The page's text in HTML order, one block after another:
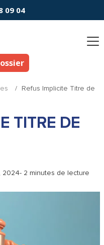
09 04
/ Refus Implicite Titre de
TITRE DE
2024- 2 minutes de lecture